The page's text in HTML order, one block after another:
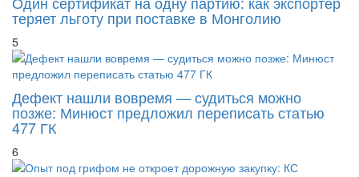
5
Дефект нашли вовремя — судиться можно
позже: Минюст предложил переписать статью
477 ГК
6